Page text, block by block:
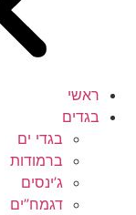
ראשי
בגדים
בגדי ים
ברמודות
ג’ינסים
דגמח”ים